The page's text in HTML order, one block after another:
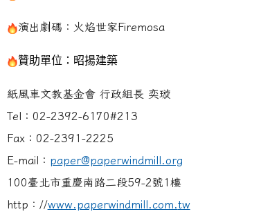
演出劇碼：火焰世家Firemosa
贊助單位：昭揚建築
紙風車文教基金會 行政組長 奕璇
Tel ： 02-2392-6170#213
Fax ： 02-2391-2225
E-mail ： paper@paperwindmill.org
100臺北市重慶南路二段59-2號1 樓
http ： //www.paperwindmill.com. tw